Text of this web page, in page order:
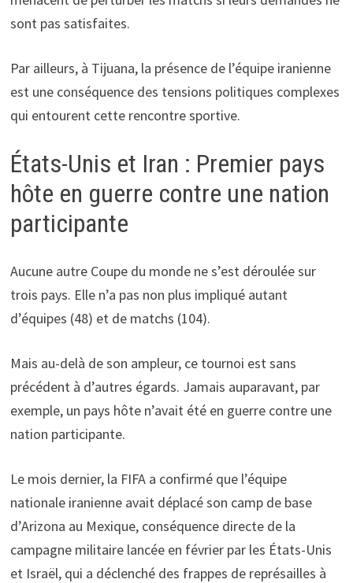
sont pas satisfaites.
Par ailleurs, à Tijuana, la présence de l’équipe iranienne
est une conséquence des tensions politiques complexes
qui entourent cette rencontre sportive.
États-Unis et Iran : Premier pays
hôte en guerre contre une nation
participante
Aucune autre Coupe du monde ne s’est déroulée sur
trois pays. Elle n’a pas non plus impliqué autant
d’équipes (48) et de matchs (104).
Mais au-delà de son ampleur, ce tournoi est sans
précédent à d’autres égards. Jamais auparavant, par
exemple, un pays hôte n’avait été en guerre contre une
nation participante.
Le mois dernier, la FIFA a confirmé que l’équipe
nationale iranienne avait déplacé son camp de base
d’Arizona au Mexique, conséquence directe de la
campagne militaire lancée en février par les États-Unis
et Israël, qui a déclenché des frappes de représailles à